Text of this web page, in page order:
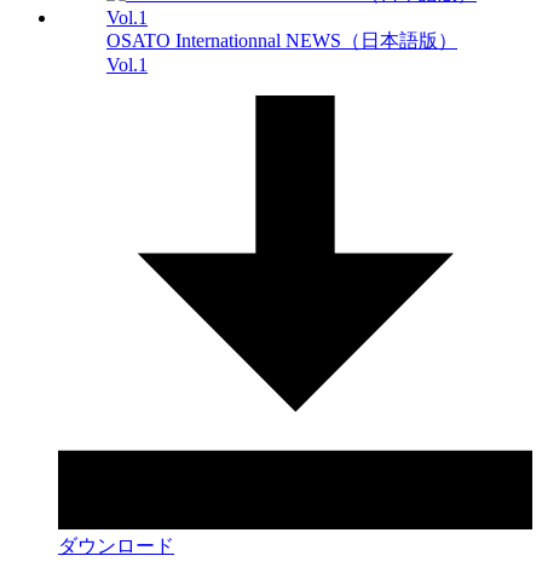
OSATO Internationnal NEWS（日本語版）
Vol.1
ダウンロード